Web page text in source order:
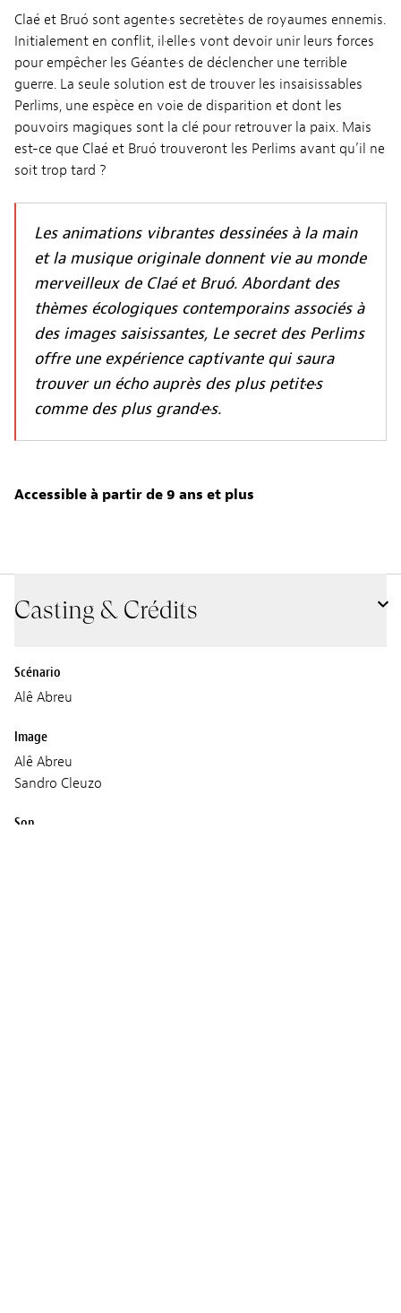
Claé et Bruó sont agent·e·s secret·ète·s de royaumes ennemis.
Initialement en conflit, il·elle·s vont devoir unir leurs forces
pour empêcher les Géant·e·s de déclencher une terrible
guerre. La seule solution est de trouver les insaisissables
Perlims, une espèce en voie de disparition et dont les
pouvoirs magiques sont la clé pour retrouver la paix. Mais
est-ce que Claé et Bruó trouveront les Perlims avant qu’il ne
soit trop tard ?
Les animations vibrantes dessinées à la main
et la musique originale donnent vie au monde
merveilleux de Claé et Bruó. Abordant des
thèmes écologiques contemporains associés à
des images saisissantes, Le secret des Perlims
offre une expérience captivante qui saura
trouver un écho auprès des plus petit·e·s
comme des plus grand·e·s.
Accessible à partir de 9 ans et plus
Casting & Crédits
Scénario
Alê Abreu
Image
Alê Abreu
Sandro Cleuzo
Son